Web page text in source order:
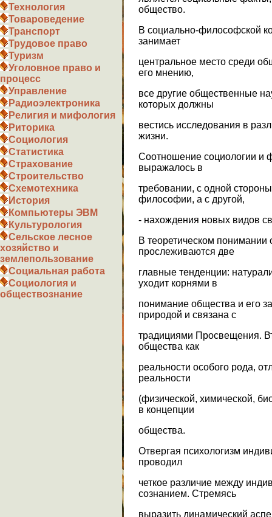
Технология
Товароведение
Транспорт
Трудовое право
Туризм
Уголовное право и
процесс
Управление
Радиоэлектроника
Религия и мифология
Риторика
Социология
Статистика
Страхование
Строительство
Схемотехника
История
Компьютеры ЭВМ
Культурология
Сельское лесное
хозяйство и
землепользование
Социальная работа
Социология и
обществознание
общество.
В социально-философской
занимает
центральное место среди
его мнению,
все другие общественные
которых должны
вестись исследования в
жизни.
Соотношение социологии и
выражалось в
требовании, с одной
философии, а с другой,
- нахождения новых видов
В теоретическом
прослеживаются две
главные тенденции:
уходит корнями в
понимание общества и его
природой и связана с
традициями Просвещения.
общества как
реальности особого рода,
реальности
(физической, химической,
в концепции
общества.
Отвергая психологизм
проводил
четкое различие между
сознанием. Стремясь
выразить динамический